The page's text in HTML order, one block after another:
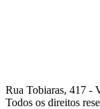
Rua Tobiaras, 417 -
Todos os direitos